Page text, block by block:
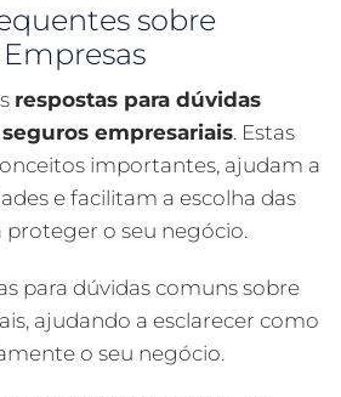
sobre
respostas para dúvidas
empresariais. Estas
importantes, ajudam a
e facilitam a escolha das
proteger o seu negócio.
para dúvidas comuns sobre
ajudando a esclarecer como
o seu negócio.